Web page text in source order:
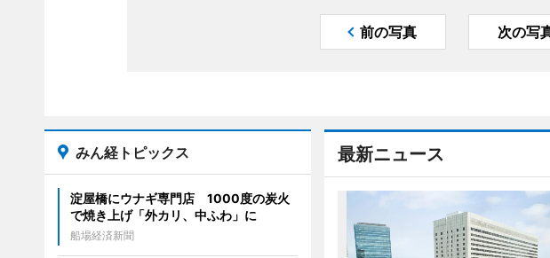
前の写真 次の写
最新ニュース
みん経トピックス
淀屋橋にウナギ専門店 1000度の炭火
で焼き上げ「外カリ、中ふわ」に
船場経済新聞